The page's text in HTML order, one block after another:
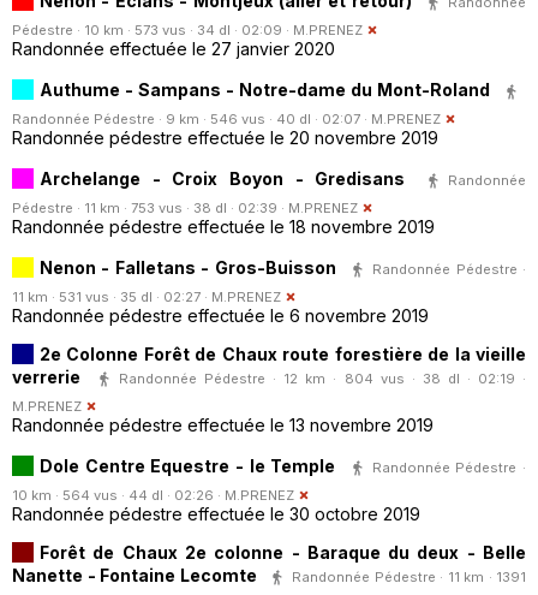
Pédestre · 10 km · 573 vus · 34 dl · 02:09 · M.PRENEZ
Randonnée effectuée le 27 janvier 2020
Authume - Sampans - Notre-dame du Mont-Roland
Randonnée Pédestre · 9 km · 546 vus · 40 dl · 02:07 · M.PRENEZ
Randonnée pédestre effectuée le 20 novembre 2019
Archelange - Croix Boyon - Gredisans
Randonnée
Pédestre · 11 km · 753 vus · 38 dl · 02:39 · M.PRENEZ
Randonnée pédestre effectuée le 18 novembre 2019
Nenon - Falletans - Gros-Buisson
Randonnée Pédestre ·
11 km · 531 vus · 35 dl · 02:27 · M.PRENEZ
Randonnée pédestre effectuée le 6 novembre 2019
2e Colonne Forêt de Chaux route forestière de la vieille
verrerie
Randonnée Pédestre · 12 km · 804 vus · 38 dl · 02:19 ·
M.PRENEZ
Randonnée pédestre effectuée le 13 novembre 2019
Dole Centre Equestre - le Temple
Randonnée Pédestre ·
10 km · 564 vus · 44 dl · 02:26 · M.PRENEZ
Randonnée pédestre effectuée le 30 octobre 2019
Forêt de Chaux 2e colonne - Baraque du deux - Belle
Nanette - Fontaine Lecomte
Randonnée Pédestre · 11 km · 1391